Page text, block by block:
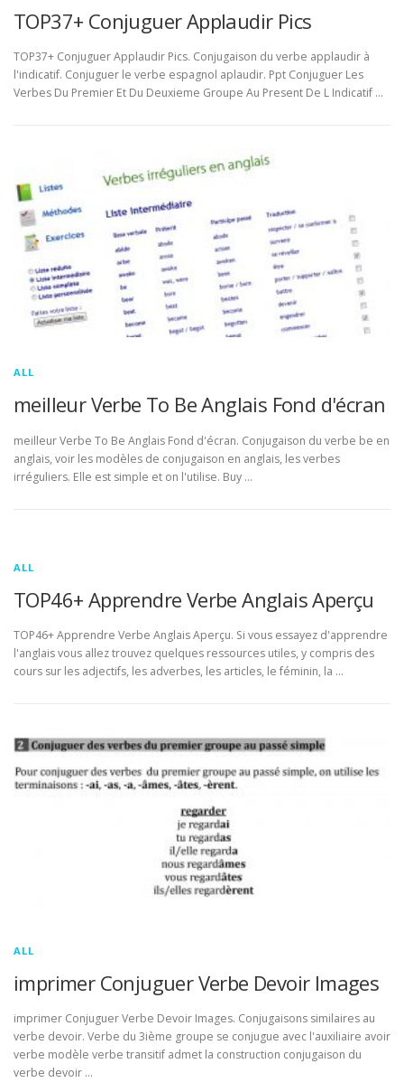
TOP37+ Conjuguer Applaudir Pics
TOP37+ Conjuguer Applaudir Pics. Conjugaison du verbe applaudir à
l'indicatif. Conjuguer le verbe espagnol aplaudir. Ppt Conjuguer Les
Verbes Du Premier Et Du Deuxieme Groupe Au Present De L Indicatif …
ALL
meilleur Verbe To Be Anglais Fond d'écran
meilleur Verbe To Be Anglais Fond d'écran. Conjugaison du verbe be en
anglais, voir les modèles de conjugaison en anglais, les verbes
irréguliers. Elle est simple et on l'utilise. Buy …
ALL
TOP46+ Apprendre Verbe Anglais Aperçu
TOP46+ Apprendre Verbe Anglais Aperçu. Si vous essayez d'apprendre
l'anglais vous allez trouvez quelques ressources utiles, y compris des
cours sur les adjectifs, les adverbes, les articles, le féminin, la …
ALL
imprimer Conjuguer Verbe Devoir Images
imprimer Conjuguer Verbe Devoir Images. Conjugaisons similaires au
verbe devoir. Verbe du 3ième groupe se conjugue avec l'auxiliaire avoir
verbe modèle verbe transitif admet la construction conjugaison du
verbe devoir …